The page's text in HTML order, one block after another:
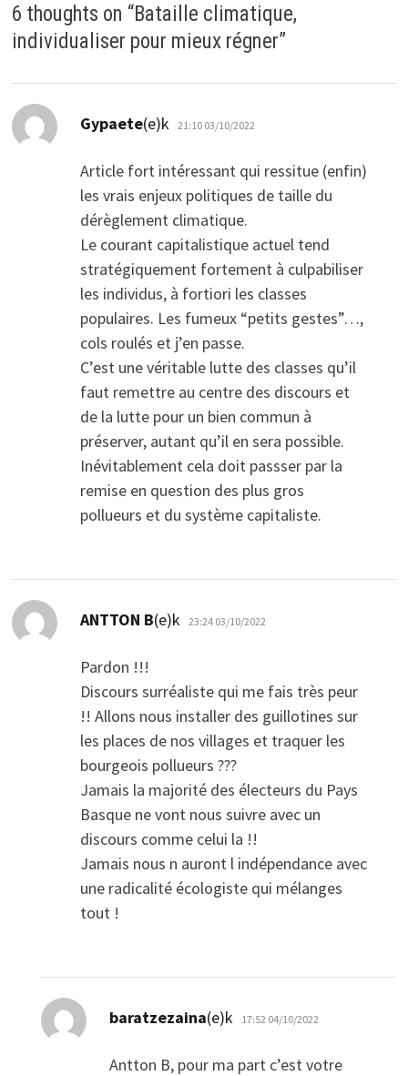
6 thoughts on “Bataille climatique,
individualiser pour mieux régner”
Gypaete(e)k dio:
21:10 03/10/2022
Article fort intéressant qui ressitue (enfin)
les vrais enjeux politiques de taille du
dérèglement climatique.
Le courant capitalistique actuel tend
stratégiquement fortement à culpabiliser
les individus, à fortiori les classes
populaires. Les fumeux “petits gestes”…,
cols roulés et j’en passe.
C’est une véritable lutte des classes qu’il
faut remettre au centre des discours et
de la lutte pour un bien commun à
préserver, autant qu’il en sera possible.
Inévitablement cela doit passser par la
remise en question des plus gros
pollueurs et du système capitaliste.
ANTTON B(e)k dio:
23:24 03/10/2022
Pardon !!!
Discours surréaliste qui me fais très peur
!! Allons nous installer des guillotines sur
les places de nos villages et traquer les
bourgeois pollueurs ???
Jamais la majorité des électeurs du Pays
Basque ne vont nous suivre avec un
discours comme celui la !!
Jamais nous n auront l indépendance avec
une radicalité écologiste qui mélanges
tout !
baratzezaina(e)k dio:
17:52 04/10/2022
Antton B, pour ma part c’est votre